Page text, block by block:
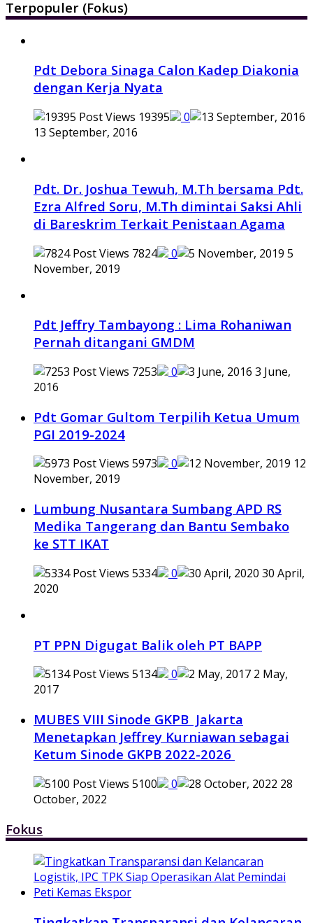
Terpopuler (Fokus)
Pdt Debora Sinaga Calon Kadep Diakonia
dengan Kerja Nyata
19395
0
13 September, 2016
Pdt. Dr. Joshua Tewuh, M.Th bersama Pdt.
Ezra Alfred Soru, M.Th dimintai Saksi Ahli
di Bareskrim Terkait Penistaan Agama
7824 0
5
November, 2019
Pdt Jeffry Tambayong : Lima Rohaniwan
Pernah ditangani GMDM
7253 0
3 June,
2016
Pdt Gomar Gultom Terpilih Ketua Umum
PGI 2019-2024
5973 0
12
November, 2019
Lumbung Nusantara Sumbang APD RS
Medika Tangerang dan Bantu Sembako
ke STT IKAT
5334 0
30 April,
2020
PT PPN Digugat Balik oleh PT BAPP
5134 0
2 May,
2017
MUBES VIII Sinode GKPB Jakarta
Menetapkan Jeffrey Kurniawan sebagai
Ketum Sinode GKPB 2022-2026
5100 0
28
October, 2022
Fokus